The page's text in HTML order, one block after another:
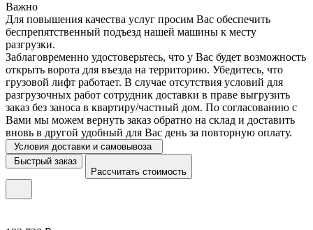
Важно
Для повышения качества услуг просим Вас обеспечить
беспрепятственный подъезд нашей машины к месту
разгрузки.
Заблаговременно удостоверьтесь, что у Вас будет возможность
открыть ворота для въезда на территорию. Убедитесь, что
грузовой лифт работает. В случае отсутствия условий для
разгрузочных работ сотрудник доставки в праве выгрузить
заказ без заноса в квартиру/частный дом. По согласованию с
Вами мы можем вернуть заказ обратно на склад и доставить
вновь в другой удобный для Вас день за повторную оплату.
Условия доставки и самовывоза
Быстрый заказ
Рассчитать стоимость